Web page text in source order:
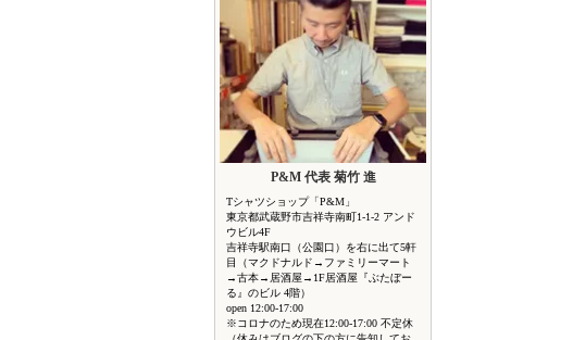
P&M 代表 菊竹 進
Tシャツショップ「P&M」
東京都武蔵野市吉祥寺南町1-1-2 アンド
ウビル4F
吉祥寺駅南口（公園口）を右に出て5軒
目（マクドナルド→ファミリーマート
→古本→居酒屋→1F居酒屋『ぶたぼー
る』のビル 4階）
open 12:00-17:00
※コロナのため現在12:00-17:00 不定休